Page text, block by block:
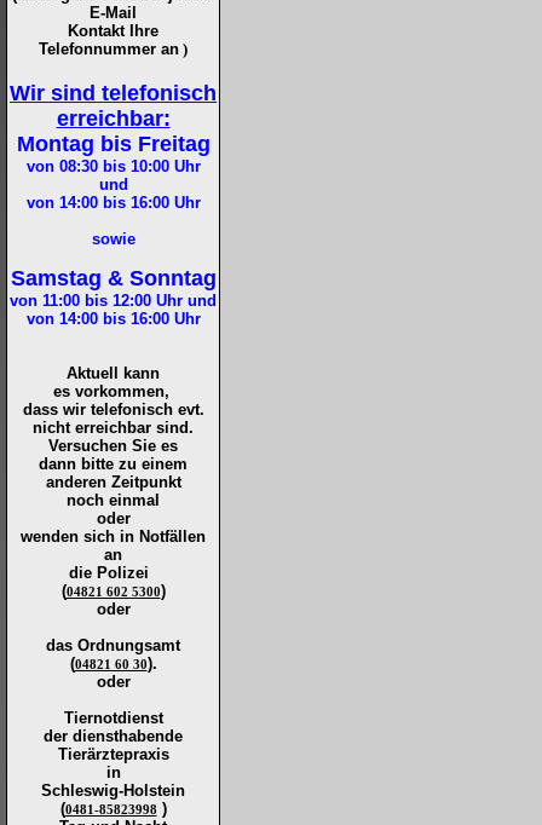
E-Mail
Kontakt Ihre
Telefonnummer an )
Wir sind telefonisch
erreichbar:
Montag bis Freitag
von 08:30 bis 10:00Uhr
und
von 14:00 bis 16:00Uhr
sowie
Samstag & Sonntag
von 11:00 bis 12:00 Uhr und
von 14:00 bis 16:00Uhr
Aktuell kann
es vorkommen,
dass wir telefonisch evt.
nicht erreichbar sind.
Versuchen Sie es
dann bitte zu einem
anderen Zeitpunkt
noch einmal
oder
wenden sich in Notfällen
an
die Polizei
(04821 602 5300)
oder
das Ordnungsamt
(04821 60 30).
oder
Tiernotdienst
der diensthabende
Tierärztepraxis
in
Schleswig-Holstein
(0481-85823998 )